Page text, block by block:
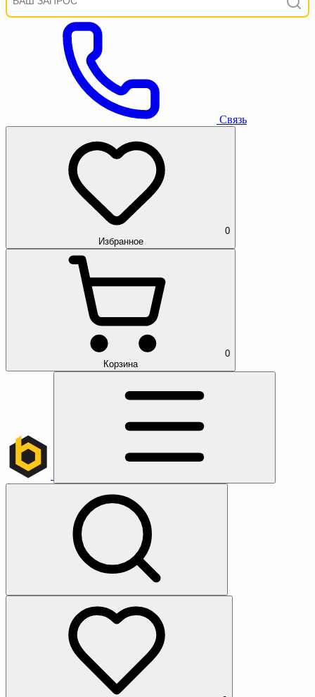
Связь
0
Избранное
0
Корзина